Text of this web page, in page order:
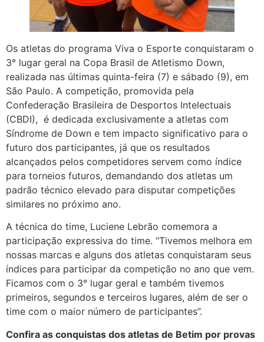
Os atletas do programa Viva o Esporte conquistaram o
3° lugar geral na Copa Brasil de Atletismo Down,
realizada nas últimas quinta-feira (7) e sábado (9), em
São Paulo. A competição, promovida pela
Confederação Brasileira de Desportos Intelectuais
(CBDI), é dedicada exclusivamente a atletas com
Síndrome de Down e tem impacto significativo para o
futuro dos participantes, já que os resultados
alcançados pelos competidores servem como índice
para torneios futuros, demandando dos atletas um
padrão técnico elevado para disputar competições
similares no próximo ano.
A técnica do time, Luciene Lebrão comemora a
participação expressiva do time. “Tivemos melhora em
nossas marcas e alguns dos atletas conquistaram seus
índices para participar da competição no ano que vem.
Ficamos com o 3° lugar geral e também tivemos
primeiros, segundos e terceiros lugares, além de ser o
time com o maior número de participantes”.
Confira as conquistas dos atletas de Betim por provas